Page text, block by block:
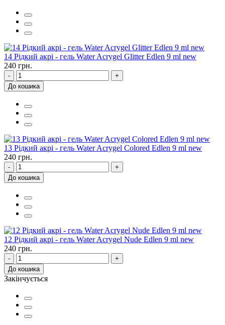
14 Рідкий акрі - гель Water Acrygel Glitter Edlen 9 ml new
240 грн.
-
+
До кошика
13 Рідкий акрі - гель Water Acrygel Colored Edlen 9 ml new
240 грн.
-
+
До кошика
12 Рідкий акрі - гель Water Acrygel Nude Edlen 9 ml new
240 грн.
-
+
До кошика
Закінчується